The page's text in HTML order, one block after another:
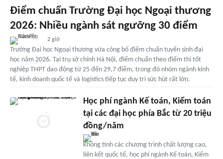
Điểm chuẩn Trường Đại học Ngoại thương
2026: Nhiều ngành sát ngưỡng 30 điểm
2 giờ
Trường Đại học Ngoại thương vừa công bố điểm chuẩn tuyển sinh đại
học năm 2026. Tại trụ sở chính Hà Nội, điểm chuẩn theo điểm thi tốt
nghiệp THPT dao động từ 25 đến 29,7 điểm, trong đó nhóm ngành kinh
tế, kinh doanh quốc tế và logistics tiếp tục duy trì sức hút rất lớn.
Học phí ngành Kế toán, Kiểm toán
tại các đại học phía Bắc từ 20 triệu
đồng/năm
Không tính các chương trình chất lượng cao,
liên kết quốc tế, học phí ngành Kế toán, Kiểm